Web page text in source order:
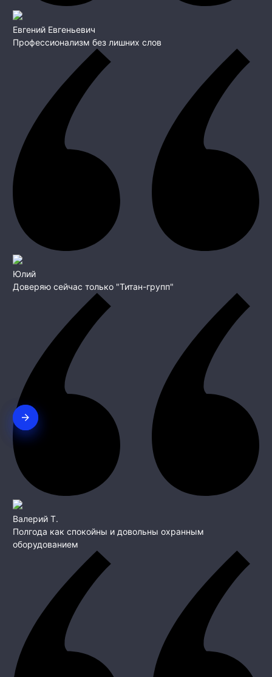
Евгений Евгеньевич
Профессионализм без лишних слов
Юлий
Доверяю сейчас только "Титан-групп"
Валерий Т.
Полгода как спокойны и довольны охранным
оборудованием